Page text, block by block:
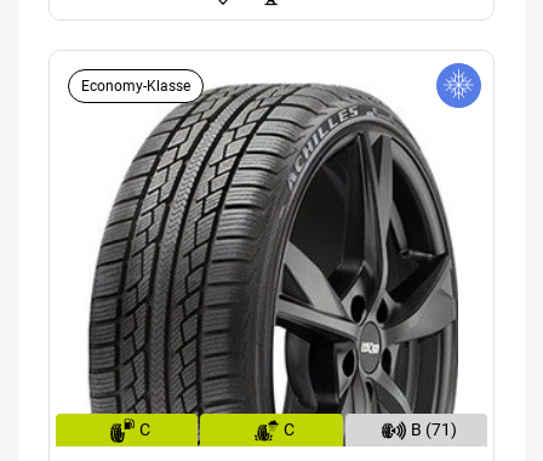
Economy-Klasse
C C B (71)